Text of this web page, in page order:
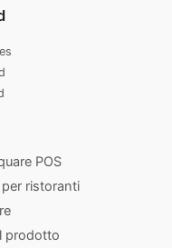
POS
ristoranti
prodotto